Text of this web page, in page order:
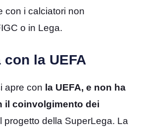
con i calciatori non
o in Lega.
la UEFA
apre con la UEFA, e non ha
il coinvolgimento dei
progetto della SuperLega. La